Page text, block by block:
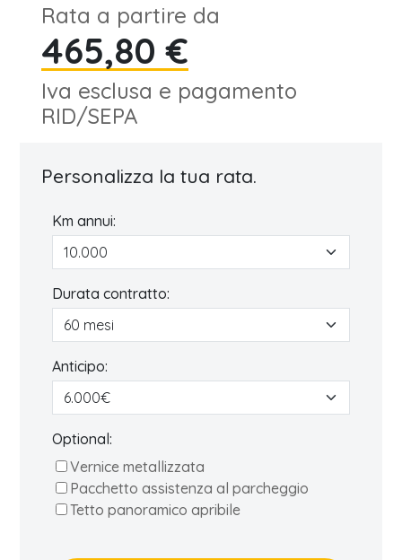
Rata a partire da
465,80 €
Iva esclusa e pagamento
RID/SEPA
Personalizza la tua rata.
Km annui:
Durata contratto:
Anticipo:
Optional:
Vernice metallizzata
Pacchetto assistenza al parcheggio
Tetto panoramico apribile